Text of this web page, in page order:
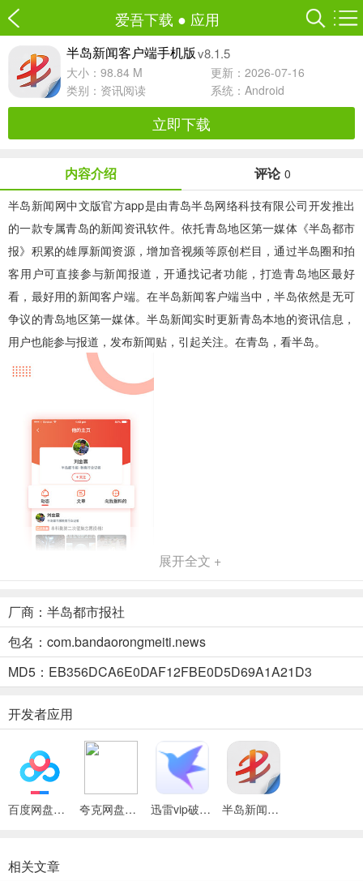
爱吾下载 ● 应用
半岛新闻客户端手机版 v8.1.5
大小：98.84 M
更新：2026-07-16
类别： 资讯阅读 系统：Android
立即下载
内容介绍 评论 0
半岛新闻网中文版官方app是由青岛半岛网络科技有限公司开发推出
的一款专属青岛的新闻资讯软件。依托青岛地区第一媒体《半岛都市
报》积累的雄厚新闻资源，增加音视频等原创栏目，通过半岛圈和拍
客用户可直接参与新闻报道，开通找记者功能，打造青岛地区最好
看，最好用的新闻客户端。在半岛新闻客户端当中，半岛依然是无可
争议的青岛地区第一媒体。半岛新闻实时更新青岛本地的资讯信息，
用户也能参与报道，发布新闻贴，引起关注。在青岛，看半岛。
半岛新闻客户端介绍
1、独家
依托半岛都市报的新闻采访团队，发布涵盖时政、经济、社会、娱
乐、体育等方方面面最独家的新闻
2、多元
除了传统的文字、图片，半岛独家推出原创的音频栏目，让您在浏览
图文的时候，还可以一心两用。
3、责任
半岛记者执着于探求事实真相，保持客观独立的思想和敢于发声的传
通过文字快讯、现场图片、音频视频等方式，帮您把正在发生的新闻
展开全文 +
厂商：半岛都市报社
包名：com.bandaorongmeiti.news
MD5：EB356DCA6E0DAF12FBE0D5D69A1A21D3
开发者应用
百度网盘绿色免安装Pc电脑版 夸克网盘官方正式版 迅雷vip破解版永久会员2024版 半岛新闻客户端
相关文章